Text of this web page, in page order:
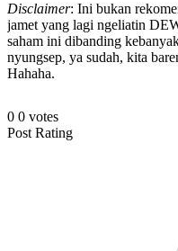
Disclaimer: Ini bukan
jamet yang lagi ngeliatin
saham ini dibanding
nyungsep, ya sudah, kita
Hahaha.
0 0 votes
Post Rating